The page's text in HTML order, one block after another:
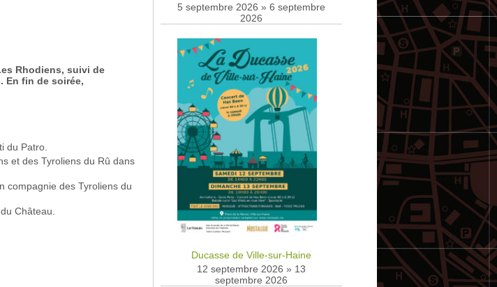
Rhodiens, suivi de
En fin de soirée,
du Patro.
et des Tyroliens du Rû dans
compagnie des Tyroliens du
Château.
5 septembre 2026 » 6 septembre
2026
Ducasse de Ville-sur-Haine
12 septembre 2026 » 13
septembre 2026